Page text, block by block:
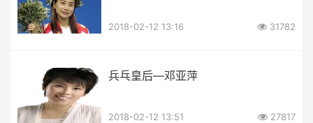
2018-02-12 13:16 31782
兵乓皇后—邓亚萍
2018-02-12 13:51 27817